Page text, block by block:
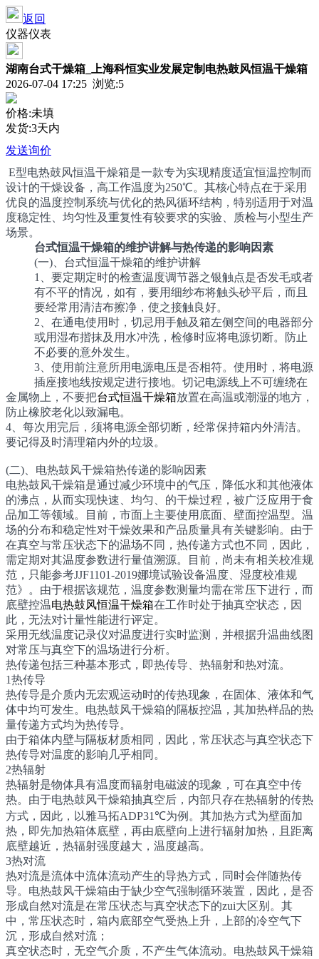
返回
仪器仪表
湖南台式干燥箱_上海科恒实业发展定制电热鼓风恒温干燥箱
2026-07-04 17:25 浏览:5
价格:未填
发货:3天内
发送询价
E型电热鼓风恒温干燥箱是一款专为实现精度适宜恒温控制而
设计的干燥设备，高工作温度为250℃。其核心特点在于采用
优良的温度控制系统与优化的热风循环结构，特别适用于对温
度稳定性、均匀性及重复性有较要求的实验、质检与小型生产
场景。
台式恒温干燥箱的维护讲解与热传递的影响因素
(一)、台式恒温干燥箱的维护讲解
1、要定期定时的检查温度调节器之银触点是否发毛或者
有不平的情况，如有，要用细纱布将触头砂平后，而且
要经常用清洁布擦净，使之接触良好。
2、在通电使用时，切忌用手触及箱左侧空间的电器部分
或用湿布揩抹及用水冲洗，检修时应将电源切断。防止
不必要的意外发生。
3、使用前注意所用电源电压是否相符。使用时，将电源
插座接地线按规定进行接地。切记电源线上不可缠绕在
金属物上，不要把台式恒温干燥箱放置在高温或潮湿的地方，
防止橡胶老化以致漏电。
4、每次用完后，须将电源全部切断，经常保持箱内外清洁。
要记得及时清理箱内外的垃圾。
(二)、电热鼓风干燥箱热传递的影响因素
电热鼓风干燥箱是通过减少环境中的气压，降低水和其他液体
的沸点，从而实现快速、均匀、的干燥过程，被广泛应用于食
品加工等领域。目前，市面上主要使用底面、壁面控温型。温
场的分布和稳定性对干燥效果和产品质量具有关键影响。由于
在真空与常压状态下的温场不同，热传递方式也不同，因此，
需定期对其温度参数进行量值溯源。目前，尚未有相关校准规
范，只能参考JJF1101-2019娜境试验设备温度、湿度校准规
范》。由于根据该规范，温度参数测量均需在常压下进行，而
底壁控温电热鼓风恒温干燥箱在工作时处于抽真空状态，因
此，无法对计量性能进行评定。
采用无线温度记录仪对温度进行实时监测，并根据升温曲线图
对常压与真空下的温场进行分析。
热传递包括三种基本形式，即热传导、热辐射和热对流。
1热传导
热传导是介质内无宏观运动时的传热现象，在固体、液体和气
体中均可发生。电热鼓风干燥箱的隔板控温，其加热样品的热
量传递方式均为热传导。
由于箱体内壁与隔板材质相同，因此，常压状态与真空状态下
热传导对温度的影响几乎相同。
2热辐射
热辐射是物体具有温度而辐射电磁波的现象，可在真空中传
热。由于电热鼓风干燥箱抽真空后，内部只存在热辐射的传热
方式，因此，以雅马拓ADP31℃为例。其加热方式为壁面加
热，即先加热箱体底壁，再由底壁向上进行辐射加热，且距离
底壁越近，热辐射强度越大，温度越高。
3热对流
热对流是流体中流体流动产生的导热方式，同时会伴随热传
导。电热鼓风干燥箱由于缺少空气强制循环装置，因此，是否
形成自然对流是在常压状态与真空状态下的zui大区别。其
中，常压状态时，箱内底部空气受热上升，上部的冷空气下
沉，形成自然对流；
真空状态时，无空气介质，不产生气体流动。电热鼓风干燥箱